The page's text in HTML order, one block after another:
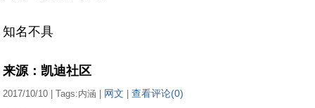
知名不具
来源：凯迪社区
2017/10/10 | Tags:内涵 | 网文 查看评论(0)